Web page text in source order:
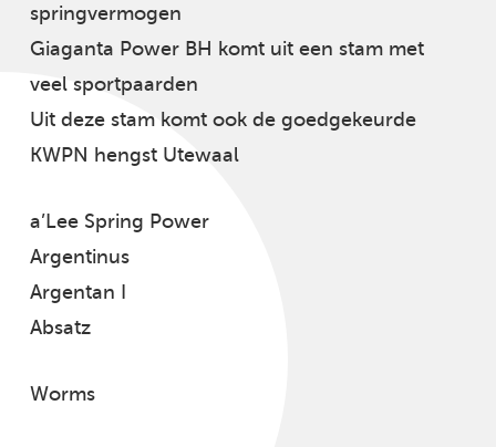
springvermogen
Giaganta Power BH komt uit een stam met
veel sportpaarden
Uit deze stam komt ook de goedgekeurde
KWPN hengst Utewaal
a’Lee Spring Power
Argentinus
Argentan I
Absatz
Worms